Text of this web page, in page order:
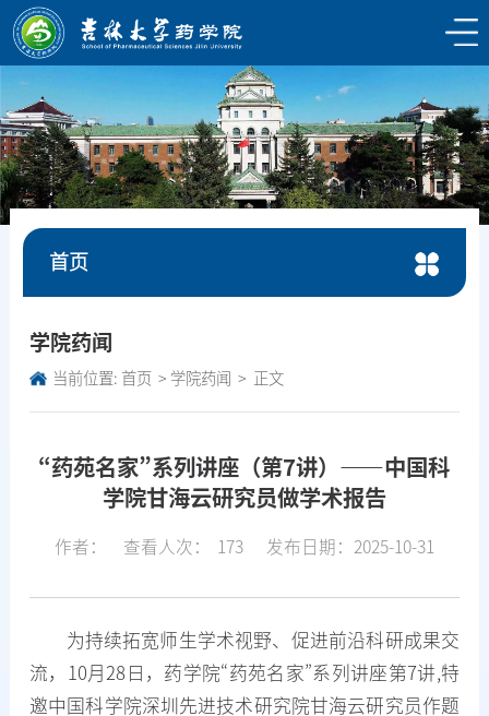
首页
学院药闻
当前位置: 首页 学院药闻 正文
“药苑名家”系列讲座（第7讲）——中国科
学院甘海云研究员做学术报告
作者： 查看人次： 173 发布日期：2025-10-31
为持续拓宽师生学术视野、促进前沿科研成果交
流，10月28日，药学院“药苑名家”系列讲座第7讲,特
邀中国科学院深圳先进技术研究院甘海云研究员作题